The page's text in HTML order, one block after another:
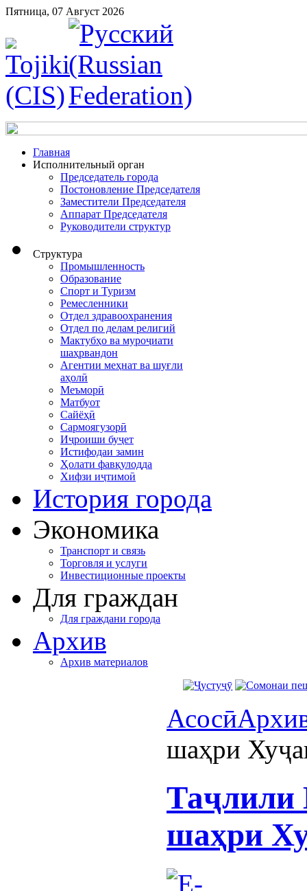
Пятница, 07 Август 2026
Главная
Исполнительный орган
Председатель города
Постоновление Председателя
Заместители Председателя
Аппарат Председателя
Руководители структур
Структура
Промышленность
Образование
Спорт и Туризм
Ремесленники
Отдел здравоохранения
Отдел по делам религий
Мактубҳо ва муроҷиати
шаҳрвандон
Агентии меҳнат ва шуғли
аҳолӣ
Меъморӣ
Матбуот
Сайёҳӣ
Сармоягузорӣ
Иҷроиши буҷет
Истифодаи замин
Ҳолати фавқулодда
Хифзи иҷтимоӣ
История города
Экономика
Транспорт и связь
Торговля и услуги
Инвестиционные проекты
Для граждан
Для граждани города
Архив
Архив материалов
Асосӣ
шаҳри
Таҷлили
шаҳри